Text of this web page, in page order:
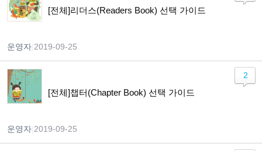
[전체]리더스(Readers Book) 선택 가이드
운영자 2019-09-25
[전체]챕터(Chapter Book) 선택 가이드
운영자 2019-09-25
2